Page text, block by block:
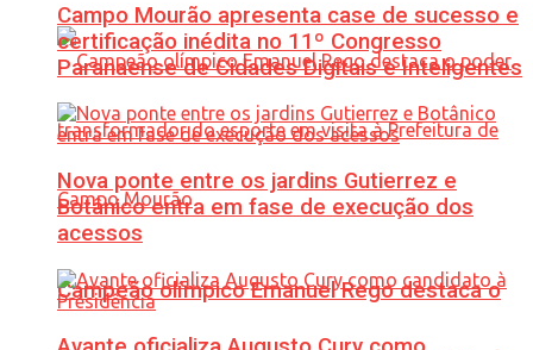
Campeão olímpico Emanuel Rego destaca o
Campo Mourão apresenta case de sucesso e
certificação inédita no 11º Congresso
Paranaense de Cidades Digitais e Inteligentes
Nova ponte entre os jardins Gutierrez e
Botânico entra em fase de execução dos
acessos